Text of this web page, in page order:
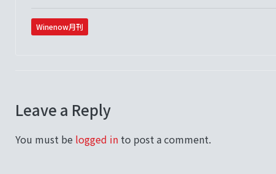
Winenow月刊
Leave a Reply
You must be logged in to post a comment.